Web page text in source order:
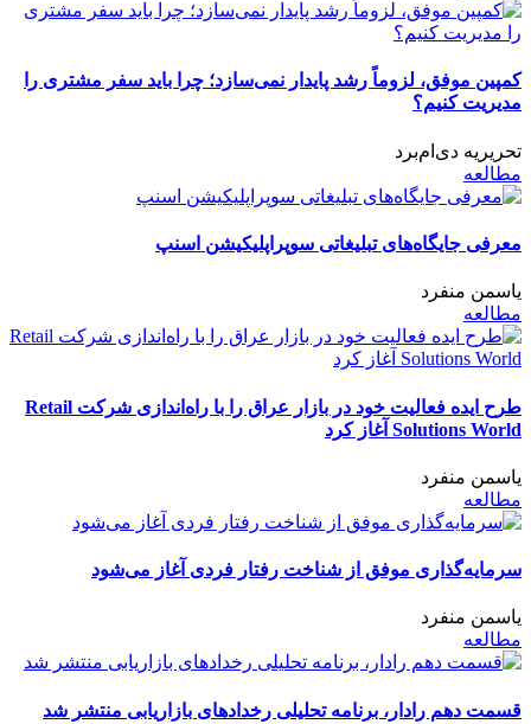
کمپین موفق، لزوماً رشد پایدار نمی‌سازد؛ چرا باید سفر مشتری را
مدیریت کنیم؟
تحریریه دی‌ام‌برد
مطالعه
معرفی جایگاه‌های تبلیغاتی سوپراپلیکیشن اسنپ
یاسمن منفرد
مطالعه
طرح ایده فعالیت خود در بازار عراق را با راه‌اندازی شرکت Retail
Solutions World آغاز کرد
یاسمن منفرد
مطالعه
سرمایه‌گذاری موفق از شناخت رفتار فردی آغاز می‌شود
یاسمن منفرد
مطالعه
قسمت دهم رادار، برنامه تحلیلی رخدادهای بازاریابی منتشر شد